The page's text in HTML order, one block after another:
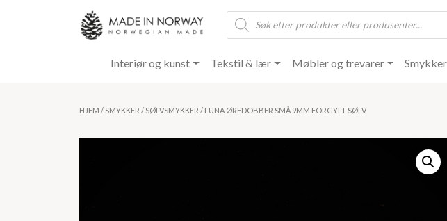
Products
search
Interiør og kunst Tekstil & lær Møbler og trevarer Smykker
HJEM / SMYKKER / SØLVSMYKKER / LUNA ØREDOBBER SMÅ 9MM FORGYLT SØLV